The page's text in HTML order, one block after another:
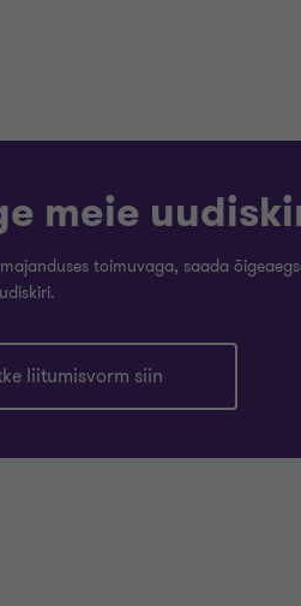
meie
toimuvaga, saada
liitumisvorm siin